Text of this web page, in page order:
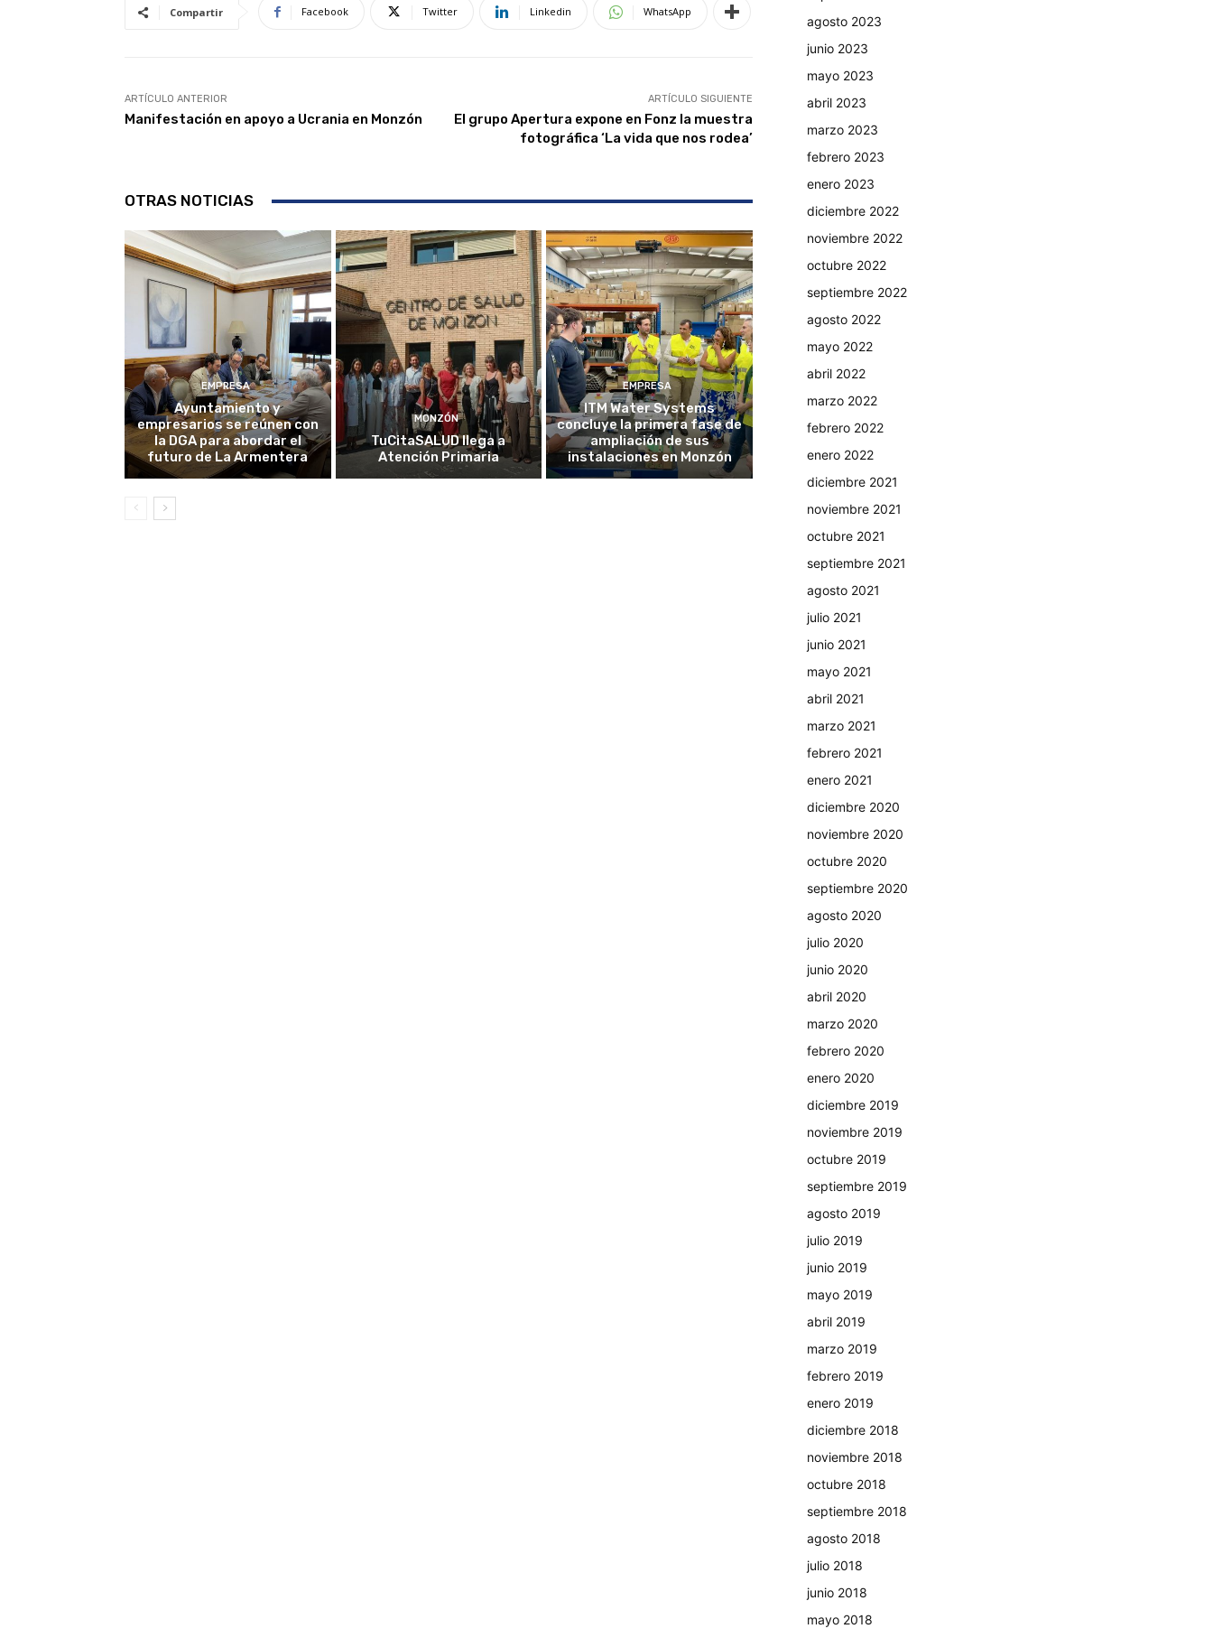
Compartir Facebook Twitter Linkedin WhatsApp
ARTÍCULO ANTERIOR
Manifestación en apoyo a Ucrania en Monzón
ARTÍCULO SIGUIENTE
El grupo Apertura expone en Fonz la muestra
fotográfica ‘La vida que nos rodea’
OTRAS NOTICIAS
EMPRESA
Ayuntamiento y
empresarios se reúnen con
la DGA para abordar el
futuro de La Armentera
MONZÓN
TuCitaSALUD llega a
Atención Primaria
EMPRESA
ITM Water Systems
concluye la primera fase de
ampliación de sus
instalaciones en Monzón
agosto 2023
junio 2023
mayo 2023
abril 2023
marzo 2023
febrero 2023
enero 2023
diciembre 2022
noviembre 2022
octubre 2022
septiembre 2022
agosto 2022
mayo 2022
abril 2022
marzo 2022
febrero 2022
enero 2022
diciembre 2021
noviembre 2021
octubre 2021
septiembre 2021
agosto 2021
julio 2021
junio 2021
mayo 2021
abril 2021
marzo 2021
febrero 2021
enero 2021
diciembre 2020
noviembre 2020
octubre 2020
septiembre 2020
agosto 2020
julio 2020
junio 2020
abril 2020
marzo 2020
febrero 2020
enero 2020
diciembre 2019
noviembre 2019
octubre 2019
septiembre 2019
agosto 2019
julio 2019
junio 2019
mayo 2019
abril 2019
marzo 2019
febrero 2019
enero 2019
diciembre 2018
noviembre 2018
octubre 2018
septiembre 2018
agosto 2018
julio 2018
junio 2018
mayo 2018